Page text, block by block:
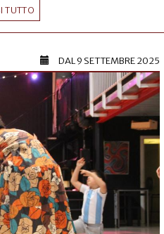
TUTTO
DAL9 SETTEMBRE 2025